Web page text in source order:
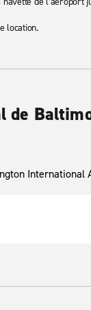
location.
de
International